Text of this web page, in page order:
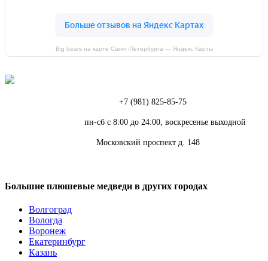
Big bears на карте Санкт‑Петербурга — Яндекс Карты
+7 (981) 825-85-75
пн-сб с 8:00 до 24:00, воскресенье выходной
Московский проспект д. 148
Большие плюшевые медведи в других городах
Волгоград
Вологда
Воронеж
Екатеринбург
Казань